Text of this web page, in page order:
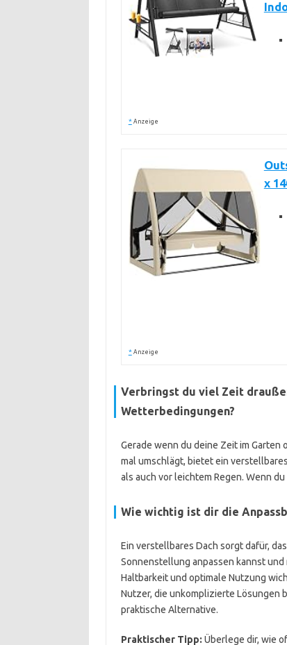
* Anzeige
x
* Anzeige
Verbringst du viel Zeit
Wetterbedingungen?
Gerade wenn du deine Zeit im
mal umschlägt, bietet ein
als auch vor leichtem Regen. Wenn
Wie wichtig ist dir die
Ein verstellbares Dach sorgt dafür,
Sonnenstellung anpassen kannst
Haltbarkeit und optimale Nutzung
Nutzer, die unkomplizierte Lösungen
praktische Alternative.
Praktischer Tipp: Überlege dir, wie